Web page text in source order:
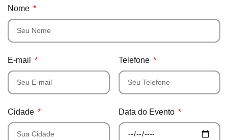
Nome
E-mail Telefone
Cidade Data do Evento